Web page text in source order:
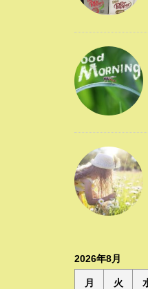
2026年8月
月 火